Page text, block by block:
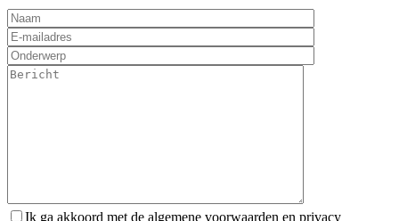
Ik ga akkoord met de algemene voorwaarden en privacy